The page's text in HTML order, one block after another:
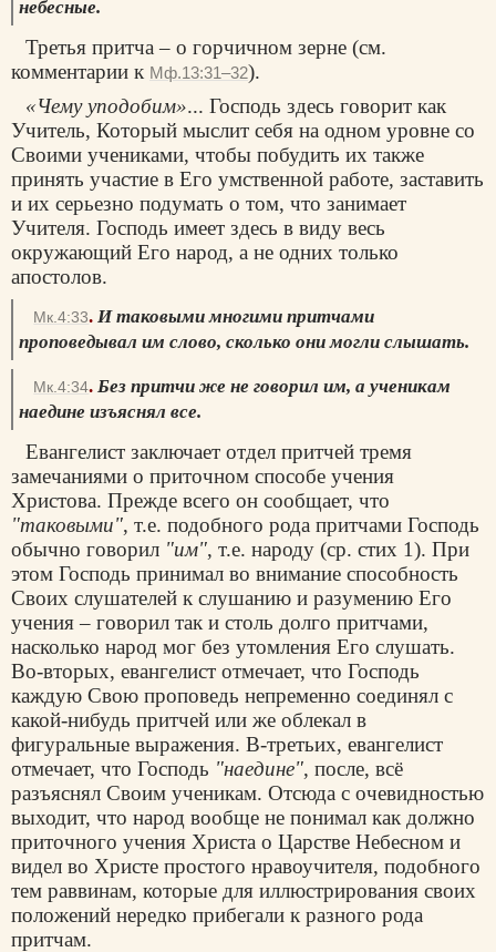
небесные.
Третья притча – о горчичном зерне (см.
комментарии к Мф.13:31–32).
«Чему уподобим»... Господь здесь говорит как
Учитель, Который мыслит себя на одном уровне со
Своими учениками, чтобы побудить их также
принять участие в Его умственной работе, заставить
и их серьезно подумать о том, что занимает
Учителя. Господь имеет здесь в виду весь
окружающий Его народ, а не одних только
апостолов.
Мк.4:33. И таковыми многими притчами
проповедывал им слово, сколько они могли слышать.
Мк.4:34. Без притчи же не говорил им, а ученикам
наедине изъяснял все.
Евангелист заключает отдел притчей тремя
замечаниями о приточном способе учения
Христова. Прежде всего он сообщает, что
"таковыми", т.е. подобного рода притчами Господь
обычно говорил "им", т.е. народу (ср. стих 1). При
этом Господь принимал во внимание способность
Своих слушателей к слушанию и разумению Его
учения – говорил так и столь долго притчами,
насколько народ мог без утомления Его слушать.
Во-вторых, евангелист отмечает, что Господь
каждую Свою проповедь непременно соединял с
какой-нибудь притчей или же облекал в
фигуральные выражения. В-третьих, евангелист
отмечает, что Господь "наедине", после, всё
разъяснял Своим ученикам. Отсюда с очевидностью
выходит, что народ вообще не понимал как должно
приточного учения Христа о Царстве Небесном и
видел во Христе простого нравоучителя, подобного
тем раввинам, которые для иллюстрирования своих
положений нередко прибегали к разного рода
притчам.